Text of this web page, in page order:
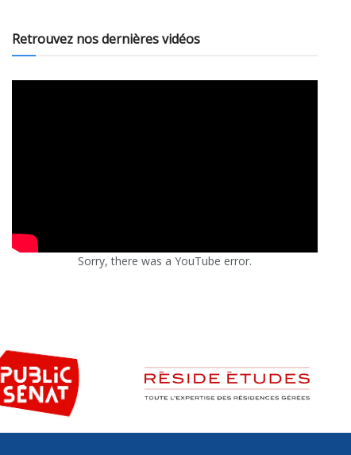
Retrouvez nos dernières vidéos
Sorry, there was a YouTube error.